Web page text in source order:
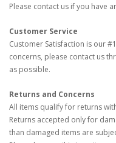
Please contact us if you have
Customer Service
Customer Satisfaction is our
concerns, please contact us
as possible.
Returns and Concerns
All items qualify for returns
Returns accepted only for
than damaged items are